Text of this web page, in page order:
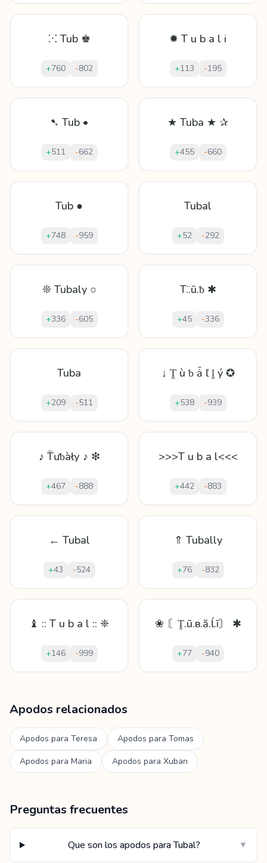
⁙ Tub ♚
+760 -802
✹ T u b a l i
+113 -195
➷ Tub •
+511 -662
★ Tuba ★ ✰
+455 -660
Tub ●
+748 -959
Tubal
+52 -292
❊ Tubaly ○
+336 -605
T.̈.ū.ƀ ✱
+45 -336
Tuba
+209 -511
↓ Ṱ ù ƅ ǡ ľ ḽ ý ✪
+538 -939
♪ T̈ưƅàłу ♪ ❇
+467 -888
>>>T u b a l<<<
+442 -883
← Tubal
+43 -524
⇑ Tubally
+76 -832
♝ :: T u b a l :: ❈
+146 -999
❀ 〘Ṱ.ū.в.ă.ĺ.ī〙 ✱
+77 -940
Apodos relacionados
Apodos para Teresa Apodos para Tomas
Apodos para Maria Apodos para Xuban
Preguntas frecuentes
Que son los apodos para Tubal? ▼